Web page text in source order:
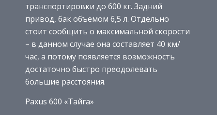
транспортировки до 600 кг. Задний
привод, бак объемом 6,5 л. Отдельно
стоит сообщить о максимальной скорости
– в данном случае она составляет 40 км/
час, а потому появляется возможность
достаточно быстро преодолевать
большие расстояния.
Paxus 600 «Тайга»